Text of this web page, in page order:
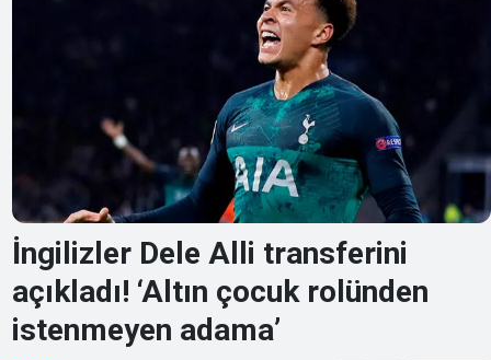
İngilizler Dele Alli transferini
açıkladı! ‘Altın çocuk rolünden
istenmeyen adama’